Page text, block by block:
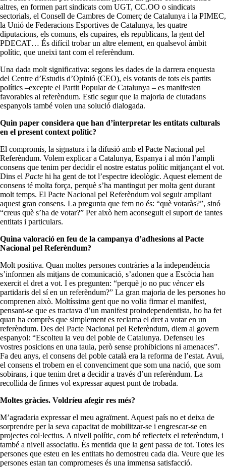
altres, en formen part sindicats com UGT, CC.OO o sindicats
sectorials, el Consell de Cambres de Comerç de Catalunya i la PIMEC,
la Unió de Federacions Esportives de Catalunya, les quatre
diputacions, els comuns, els cupaires, els republicans, la gent del
PDECAT… És difícil trobar un altre element, en qualsevol àmbit
polític, que uneixi tant com el referèndum.
Una dada molt significativa: segons les dades de la darrera enquesta
del Centre d’Estudis d’Opinió (CEO), els votants de tots els partits
polítics –excepte el Partit Popular de Catalunya – es manifesten
favorables al referèndum. Estic segur que la majoria de ciutadans
espanyols també volen una solució dialogada.
Quin paper considera que han d’interpretar les entitats culturals
en el present context polític?
El compromís, la signatura i la difusió amb el Pacte Nacional pel
Referèndum. Volem explicar a Catalunya, Espanya i al món l’ampli
consens que tenim per decidir el nostre estatus polític mitjançant el vot.
Dins el Pacte hi ha gent de tot l’espectre ideològic. Aquest element de
consens té molta força, perquè s’ha mantingut per molta gent durant
molt temps. El Pacte Nacional pel Referèndum vol seguir ampliant
aquest gran consens. La pregunta que fem no és: “què votaràs?”, sinó
“creus què s’ha de votar?” Per això hem aconseguit el suport de tantes
entitats i particulars.
Quina valoració en feu de la campanya d’adhesions al Pacte
Nacional pel Referèndum?
Molt positiva. Quan moltes persones contràries a la independència
s’informen als mitjans de comunicació, s’adonen que a Escòcia han
exercit el dret a vot. I es pregunten: “perquè jo no puc vèncerels
partidaris del sí en un referèndum?” La gran majoria de les persones ho
comprenen això. Moltíssima gent que no volia firmar el manifest,
pensant-se que es tractava d’un manifest proindependentista, ho ha fet
quan ha comprès que simplement es reclama el dret a votar en un
referèndum. Des del Pacte Nacional pel Referèndum, diem al govern
espanyol: “Escolteu la veu del poble de Catalunya. Defenseu les
vostres posicions en una taula, però sense prohibicions ni amenaces”.
Fa deu anys, el consens del poble català era la reforma de l’estat. Avui,
el consens el trobem en el convenciment que som una nació, que som
sobirans, i que tenim dret a decidir a través d’un referèndum. La
recollida de firmes vol expressar aquest punt de trobada.
Moltes gràcies. Voldríeu afegir res més?
M’agradaria expressar el meu agraïment. Aquest país no et deixa de
sorprendre per la seva capacitat de mobilitzar-se i engrescar-se en
projectes col·lectius. A nivell polític, com bé reflecteix el referèndum, i
també a nivell associatiu. És mentida que la gent passa de tot. Totes les
persones que esteu en les entitats ho demostreu cada dia. Veure que les
persones estan tan compromeses és una immensa satisfacció.